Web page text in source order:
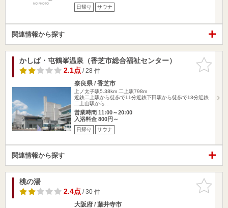
日帰り サウナ
関連情報から探す
お気に入
りに追加
かしば・屯鶴峯温泉（香芝市総合福祉センター）
2.1点/ 28 件
奈良県 / 香芝市
上ノ太子駅5.38km 二上駅798m
近鉄二上駅から徒歩で11分近鉄下田駅から徒歩で13分近鉄
二上山駅から…
営業時間 11:00～20:00
入浴料金 800円～
日帰り サウナ
関連情報から探す
お気に入
りに追加
桃の湯
2.4点/ 30 件
大阪府 / 藤井寺市